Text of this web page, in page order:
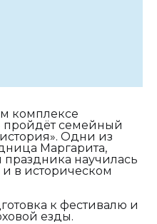
комплексе
пройдёт семейный
Одни из
Маргарита,
праздника научилась
в историческом
к фестивалю и
езды.